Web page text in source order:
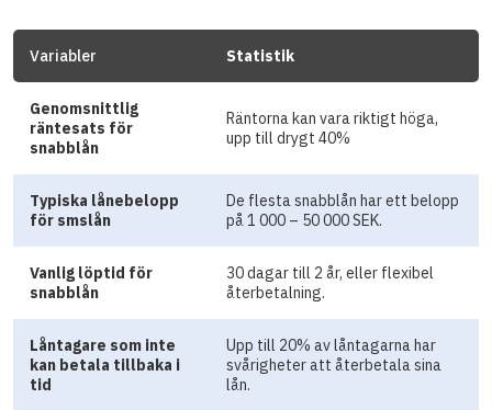
Variabler Statistik
Genomsnittlig
räntesats för
snabblån
Räntorna kan vara riktigt höga,
upp till drygt 40%
Typiska lånebelopp
för smslån
De flesta snabblån har ett belopp
på 1 000 – 50 000 SEK.
Vanlig löptid för
snabblån
30 dagar till 2 år, eller flexibel
återbetalning.
Låntagare som inte
kan betala tillbaka i
tid
Upp till 20% av låntagarna har
svårigheter att återbetala sina
lån.